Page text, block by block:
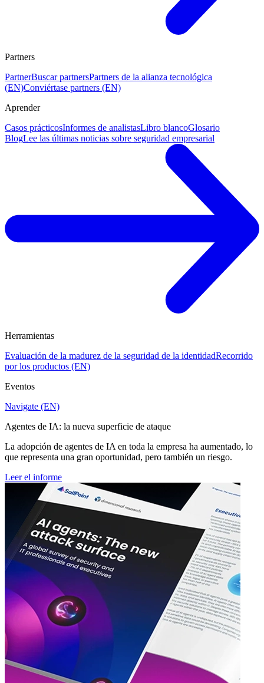
Partners
PartnerBuscar partnersPartners de la alianza tecnológica
(EN)Conviértase partners (EN)
Aprender
Casos prácticosInformes de analistasLibro blancoGlosario
BlogLee las últimas noticias sobre seguridad empresarial
Herramientas
Evaluación de la madurez de la seguridad de la identidadRecorrido
por los productos (EN)
Eventos
Navigate (EN)
Agentes de IA: la nueva superficie de ataque
La adopción de agentes de IA en toda la empresa ha aumentado, lo
que representa una gran oportunidad, pero también un riesgo.
Leer el informe